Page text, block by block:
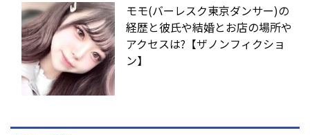
モモ(バーレスク東京ダンサー)の
経歴と彼氏や結婚とお店の場所や
アクセスは?【ザノンフィクショ
ン】